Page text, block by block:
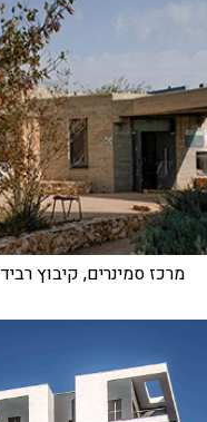
מרכז סמינרים, קיבוץ רביד